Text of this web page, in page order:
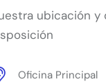
ubicación
Oficina Principal